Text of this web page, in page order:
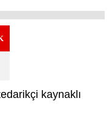
kaynaklı